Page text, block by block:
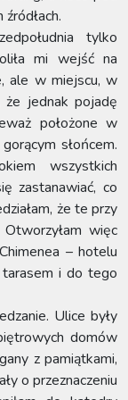
tylko
mi wejść na
ale w miejscu, w
że jednak pojadę
położone w
słońcem.
wszystkich
zastanawiać, co
że te przy
więc
– hotelu
tarasem i do tego
Ulice były
domów
z pamiątkami,
o przeznaczeniu